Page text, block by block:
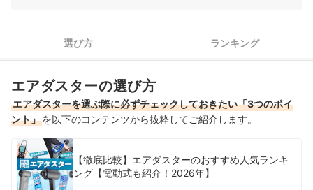
サンワサプライのエアダスターの売れ筋ランキングもチェック！
選び方 ランキング
エアダスターの選び方
エアダスターを選ぶ際に必ずチェックしておきたい「3つのポイ
ント」を以下のコンテンツから抜粋してご紹介します。
【徹底比較】エアダスターのおすすめ人気ランキ
ング【電動式も紹介！2026年】